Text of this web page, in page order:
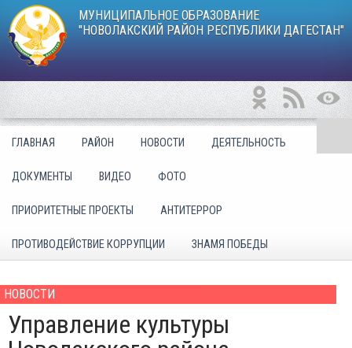
МУНИЦИПАЛЬНОЕ ОБРАЗОВАНИЕ
"НОВОЛАКСКИЙ РАЙОН РЕСПУБЛИКИ ДАГЕСТАН"
ГЛАВНАЯ РАЙОН НОВОСТИ ДЕЯТЕЛЬНОСТЬ
ДОКУМЕНТЫ ВИДЕО ФОТО
ПРИОРИТЕТНЫЕ ПРОЕКТЫ АНТИТЕРРОР
ПРОТИВОДЕЙСТВИЕ КОРРУПЦИИ ЗНАМЯ ПОБЕДЫ
НОВОСТИ
Управление культуры